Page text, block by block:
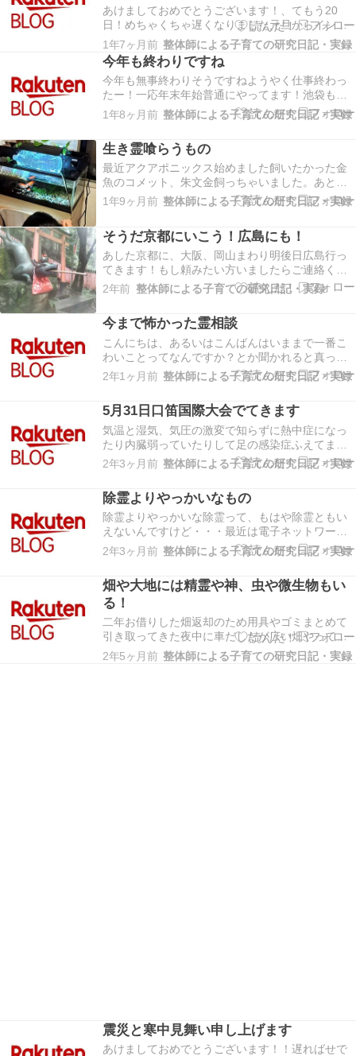
あけましておめでとうございます！、てもう20
日！めちゃくちゃ遅くなりました元旦からインフ
ルエンザ、12月はコロナとマイコプラズマのコラ
ボでめちゃくちゃ大変でした年末年始まわりも行
けてない！早くいかない...
1年7ヶ月前 整体師による子育ての研究日記・実録
今年も終わりですね
今年も無事終わりそうですねようやく仕事終わっ
たー！一応年末年始普通にやってます！池袋も正
月まいりますので除霊整体もよろしく？でも近々
寒波と地震来そうで怖い蓄えや避難グッズとか用
1年8ヶ月前 整体師による子育ての研究日記・実録
生き霊喰らうもの
最近アクアポニックス始めました飼いたかった金
魚のコメット、朱文金飼っちゃいました。あと水
槽きれいにしてくれるドジョウもその上で野菜育
てる魚とのコラボ水耕栽培！最近生き霊飛ばされ
1年9ヶ月前 整体師による子育ての研究日記・実録
そうだ京都にいこう！広島にも！
あした京都に、大阪、岡山まわり明後日広島行っ
てきます！もし頼みたい方いましたらご連絡くだ
さいまだあきあります京都は色な仏閣や不思議な
こと起きますよね！今度はどんな事起こるかな
2年前 整体師による子育ての研究日記・実録
今まで怖かった霊相談
こんにちは、あるいはこんばんはいままで一番こ
わいことってなんですか？とか聞かれると真っ先
にママ友からの孤立！と答えますこれ怖くない人
いないと思うけど。。。本当に怖いのは生きてる
2年1ヶ月前 整体師による子育ての研究日記・実録
5月31日口笛国際大会でてきます
気温と湿気、気圧の激変で知らずに熱中症になっ
たり内臓弱っていたりして足の感染症ふえてま
す。霊より警戒しましょう。おかしいと思ったら
除霊、より水、黒砂糖、塩を接種しましょう明日
2年3ヶ月前 整体師による子育ての研究日記・実録
除霊よりやっかいなもの
除霊よりやっかいな除霊って、もはや除霊ともい
えないんですけど・・・最近は電子ネットワーク
のせいか呪詛も多くなってきました電子ネットワ
ークにのってとびやすくなってるんでしょうねー
2年3ヶ月前 整体師による子育ての研究日記・実録
畑や大地には精霊や神、虫や微生物もい
る！
二年お借りした畑返却のため用具やゴミまとめて
引き取ってきた夜中に車だしたが広い畑やって楽
しかったし勉強にもなった今回驚いたのは無農薬
といっても除草剤は別らしい薬使ってでも雑草生
2年5ヶ月前 整体師による子育ての研究日記・実録
震災と寒中見舞い申し上げます
あけましておめでとうございます！！遅ればせで